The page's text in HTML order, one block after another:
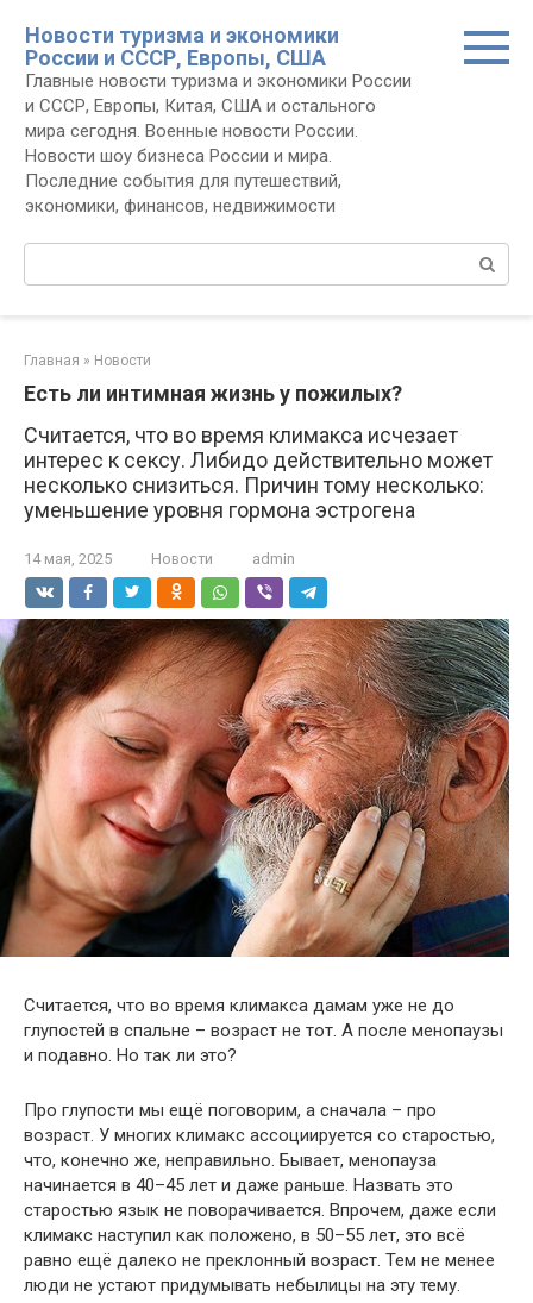
контенту
Новости туризма и экономики
России и СССР, Европы, США
Главные новости туризма и экономики России
и СССР, Европы, Китая, США и остального
мира сегодня. Военные новости России.
Новости шоу бизнеса России и мира.
Последние события для путешествий,
экономики, финансов, недвижимости
Поиск:
Главная » Новости
Есть ли интимная жизнь у пожилых?
Считается, что во время климакса исчезает
интерес к сексу. Либидо действительно может
несколько снизиться. Причин тому несколько:
уменьшение уровня гормона эстрогена
14 мая, 2025 Новости admin
Считается, что во время климакса дамам уже не до
глупостей в спальне – возраст не тот. А после менопаузы
и подавно. Но так ли это?
Про глупости мы ещё поговорим, а сначала – про
возраст. У многих климакс ассоциируется со старостью,
что, конечно же, неправильно. Бывает, менопауза
начинается в 40–45 лет и даже раньше. Назвать это
старостью язык не поворачивается. Впрочем, даже если
климакс наступил как положено, в 50–55 лет, это всё
равно ещё далеко не преклонный возраст. Тем не менее
люди не устают придумывать небылицы на эту тему.